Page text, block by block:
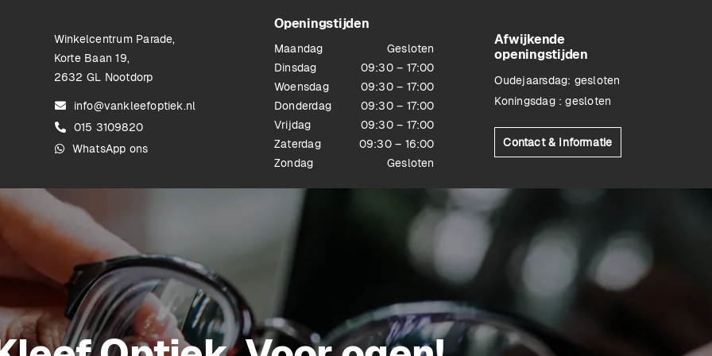
Winkelcentrum Parade,
Korte Baan 19,
2632 GL Nootdorp
info@vankleefoptiek.nl
015 3109820
WhatsApp ons
Openingstijden
Maandag
Dinsdag
Woensdag
Donderdag
Vrijdag
Zaterdag
Zondag
Gesloten
09:30 – 17:00
09:30 – 17:00
09:30 – 17:00
09:30 – 17:00
09:30 – 16:00
Gesloten
Afwijkende
openingstijden
Oudejaarsdag: gesloten
Koningsdag : gesloten
Contact & Informatie